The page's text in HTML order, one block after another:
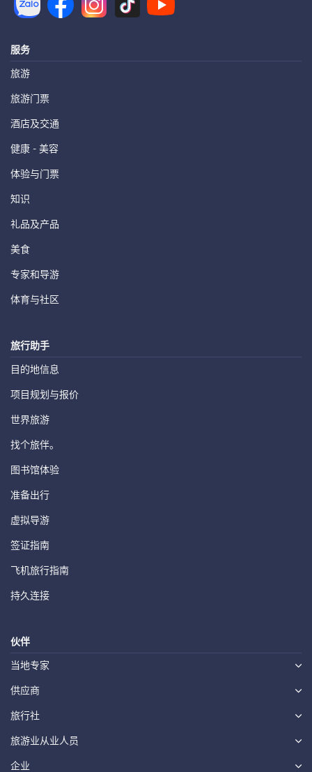
服务
旅游
旅游门票
酒店及交通
健康 - 美容
体验与门票
知识
礼品及产品
美食
专家和导游
体育与社区
旅行助手
目的地信息
项目规划与报价
世界旅游
找个旅伴。
图书馆体验
准备出行
虚拟导游
签证指南
飞机旅行指南
持久连接
伙伴
当地专家
供应商
旅行社
旅游业从业人员
企业